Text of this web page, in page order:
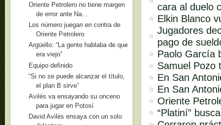
cara al duelo
Elkin Blanco
Jugadores
pago de
Paolo García
Samuel Pozo
En San
En San
Oriente
“Platiní”
Oriente Petrolero no tiene margen
de error ante Na...
Los número juegan en contra de
Oriente Petrolero
Argüello: “La gente hablaba de que
era viejo”
Equipo definido
“Si no se puede alcanzar el título,
el plan B sirve”
Avilés va ensayando su onceno
para jugar en Potosí
David Avilés ensaya con un solo